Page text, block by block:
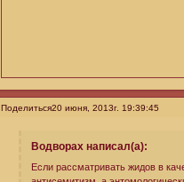
Поделиться20 июня, 2013г. 19:39:45
Водворах написал(а):
Если рассматривать жидов в